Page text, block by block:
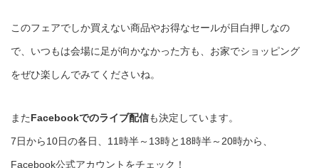
このフェアでしか買えない商品やお得なセールが目白押しなの
で、いつもは会場に足が向かなかった方も、お家でショッピング
をぜひ楽しんでみてくださいね。
またFacebookでのライブ配信も決定しています。
7日から10日の各日、11時半～13時と18時半～20時から、
Facebook公式アカウントをチェック！